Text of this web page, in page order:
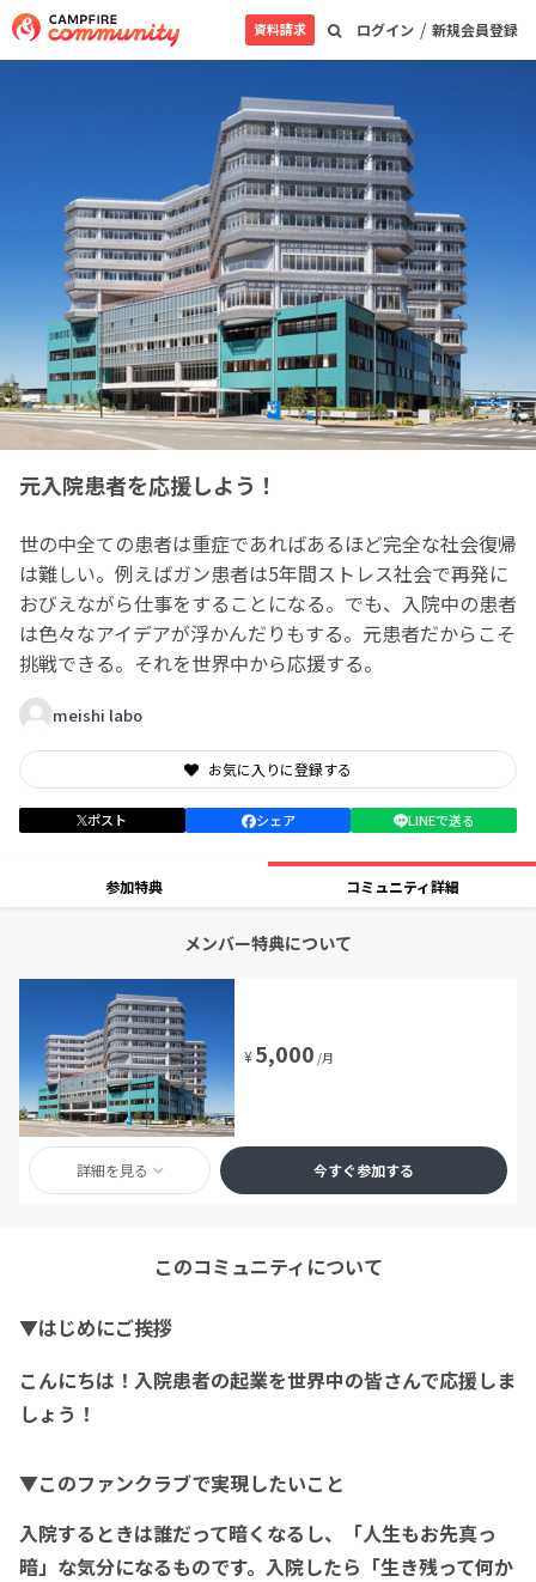
ログイン / 新規会員登録
資料請求
元入院患者を応援しよう！
世の中全ての患者は重症であればあるほど完全な社会復帰
は難しい。例えばガン患者は5年間ストレス社会で再発に
おびえながら仕事をすることになる。でも、入院中の患者
は色々なアイデアが浮かんだりもする。元患者だからこそ
挑戦できる。それを世界中から応援する。
meishi labo
お気に入りに登録する
ポスト シェア LINEで送る
参加特典 コミュニティ詳細
メンバー特典について
¥5,000 /月
詳細を見る 今すぐ参加する
このコミュニティについて
▼はじめにご挨拶
こんにちは！入院患者の起業を世界中の皆さんで応援しま
しょう！
▼このファンクラブで実現したいこと
入院するときは誰だって暗くなるし、「人生もお先真っ
暗」な気分になるものです。入院したら「生き残って何か